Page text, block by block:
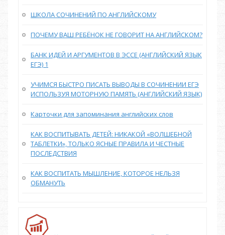
ШКОЛА СОЧИНЕНИЙ ПО АНГЛИЙСКОМУ
ПОЧЕМУ ВАШ РЕБЁНОК НЕ ГОВОРИТ НА АНГЛИЙСКОМ?
БАНК ИДЕЙ И АРГУМЕНТОВ В ЭССЕ (АНГЛИЙСКИЙ ЯЗЫК
ЕГЭ) 1
УЧИМСЯ БЫСТРО ПИСАТЬ ВЫВОДЫ В СОЧИНЕНИИ ЕГЭ
ИСПОЛЬЗУЯ МОТОРНУЮ ПАМЯТЬ (АНГЛИЙСКИЙ ЯЗЫК)
Карточки для запоминания английских слов
КАК ВОСПИТЫВАТЬ ДЕТЕЙ: НИКАКОЙ «ВОЛШЕБНОЙ
ТАБЛЕТКИ», ТОЛЬКО ЯСНЫЕ ПРАВИЛА И ЧЕСТНЫЕ
ПОСЛЕДСТВИЯ
КАК ВОСПИТАТЬ МЫШЛЕНИЕ, КОТОРОЕ НЕЛЬЗЯ
ОБМАНУТЬ